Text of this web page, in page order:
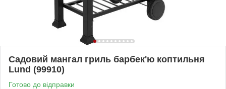
Садовий мангал гриль барбек'ю коптильня
Lund (99910)
Готово до відправки